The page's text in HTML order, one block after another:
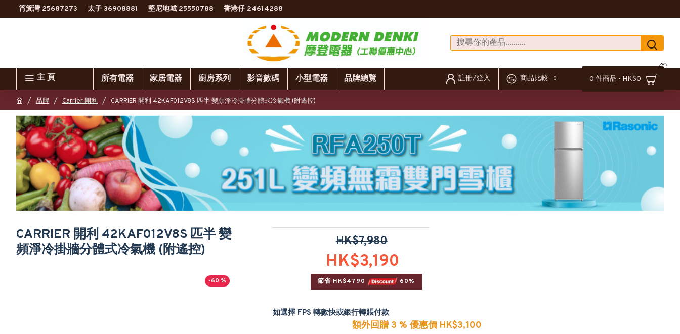
筲箕灣 25687273 太子 36908881 堅尼地城 25550788 香港仔 24614288
主 頁 所有電器 家居電器 廚房系列 影音數碼 小型電器 品牌總覽 註冊/登入 商品比較 0 0 件商品 - HK$0
0
品牌 Carrier 開利 CARRIER 開利 42KAF012V8S 匹半 變頻淨冷掛牆分體式冷氣機 (附遙控)
CARRIER 開利 42KAF012V8S 匹半 變
頻淨冷掛牆分體式冷氣機 (附遙控)
-60 %
HK$3,190
HK$7,980
節省 HK$4790 60%
如選擇 FPS 轉數快或銀行轉賬付款
額外回贈 3 % 優惠價 HK$3,100